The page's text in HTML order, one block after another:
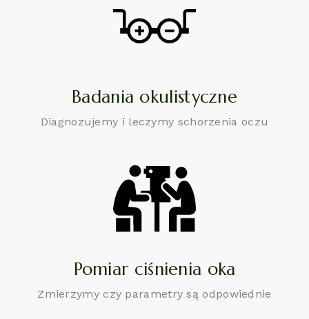
Badania okulistyczne
Diagnozujemy i leczymy schorzenia oczu
Pomiar ciśnienia oka
Zmierzymy czy parametry są odpowiednie